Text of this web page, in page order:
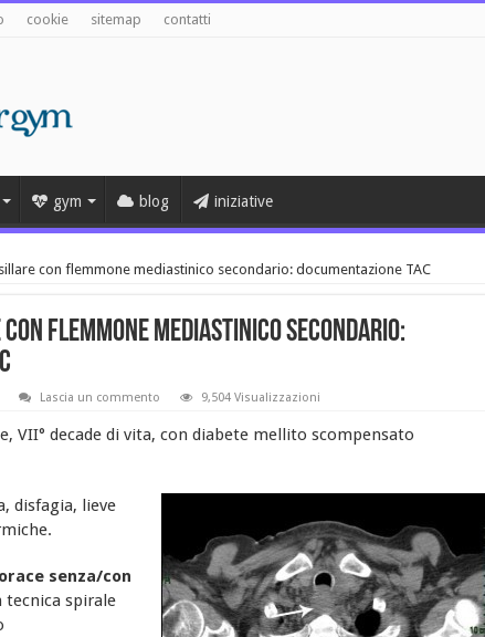
cookie sitemap contatti
gym blog iniziative
con flemmone mediastinico secondario: documentazione TAC
flemmone mediastinico secondario:
Lascia un commento 9,504 Visualizzazioni
VII° decade di vita, con diabete mellito scompensato
disfagia, lieve
senza/con
spirale